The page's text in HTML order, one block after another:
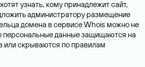
узнать, кому принадлежит сайт,
администратору размещение
домена в сервисе Whois можно не
персональные данныезащищаются на
или скрываются по правилам